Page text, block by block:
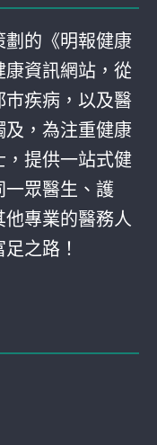
劃的《明報健康
康資訊網站，從
巿疾病，以及醫
及，為注重健康
，提供一站式健
眾醫生、護
專業的醫務人
之路！